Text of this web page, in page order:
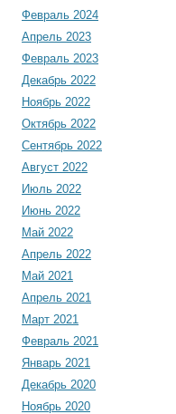
Февраль 2024
Апрель 2023
Февраль 2023
Декабрь 2022
Ноябрь 2022
Октябрь 2022
Сентябрь 2022
Август 2022
Июль 2022
Июнь 2022
Май 2022
Апрель 2022
Май 2021
Апрель 2021
Март 2021
Февраль 2021
Январь 2021
Декабрь 2020
Ноябрь 2020